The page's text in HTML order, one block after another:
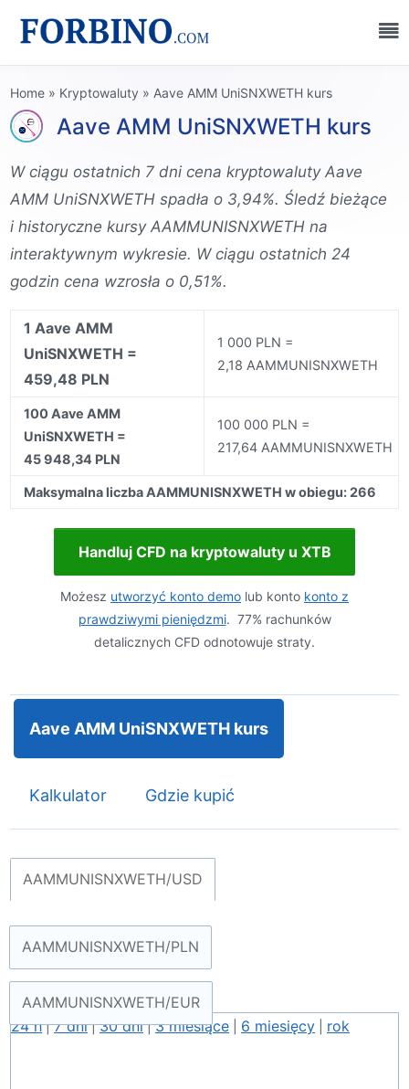
Home » Kryptowaluty » Aave AMM UniSNXWETH kurs
Aave AMM UniSNXWETH kurs
W ciągu ostatnich 7 dni cena kryptowaluty Aave
AMM UniSNXWETH spadła o 3,94%. Śledź bieżące
i historyczne kursy AAMMUNISNXWETH na
interaktywnym wykresie. W ciągu ostatnich 24
godzin cena wzrosła o 0,51%.
1 Aave AMM
UniSNXWETH =
459,48 PLN
1 000 PLN =
2,18 AAMMUNISNXWETH
100 Aave AMM
UniSNXWETH =
45 948,34 PLN
100 000 PLN =
217,64 AAMMUNISNXWETH
Maksymalna liczba AAMMUNISNXWETH w obiegu: 266
Handluj CFD na kryptowaluty u XTB
Możesz utworzyć konto demo lub konto konto z
prawdziwymi pieniędzmi. 77% rachunków
detalicznych CFD odnotowuje straty.
Aave AMM UniSNXWETH kurs
Kalkulator Gdzie kupić
AAMMUNISNXWETH/USD
AAMMUNISNXWETH/PLN
AAMMUNISNXWETH/EUR
24 h|7 dni|30 dni|3 miesiące 6 miesięcy rok